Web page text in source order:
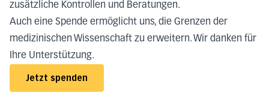
zusätzliche Kontrollen und Beratungen.
Auch eine Spende ermöglicht uns, die Grenzen der
medizinischen Wissenschaft zu erweitern. Wir danken für
Ihre Unterstützung.
Jetzt spenden